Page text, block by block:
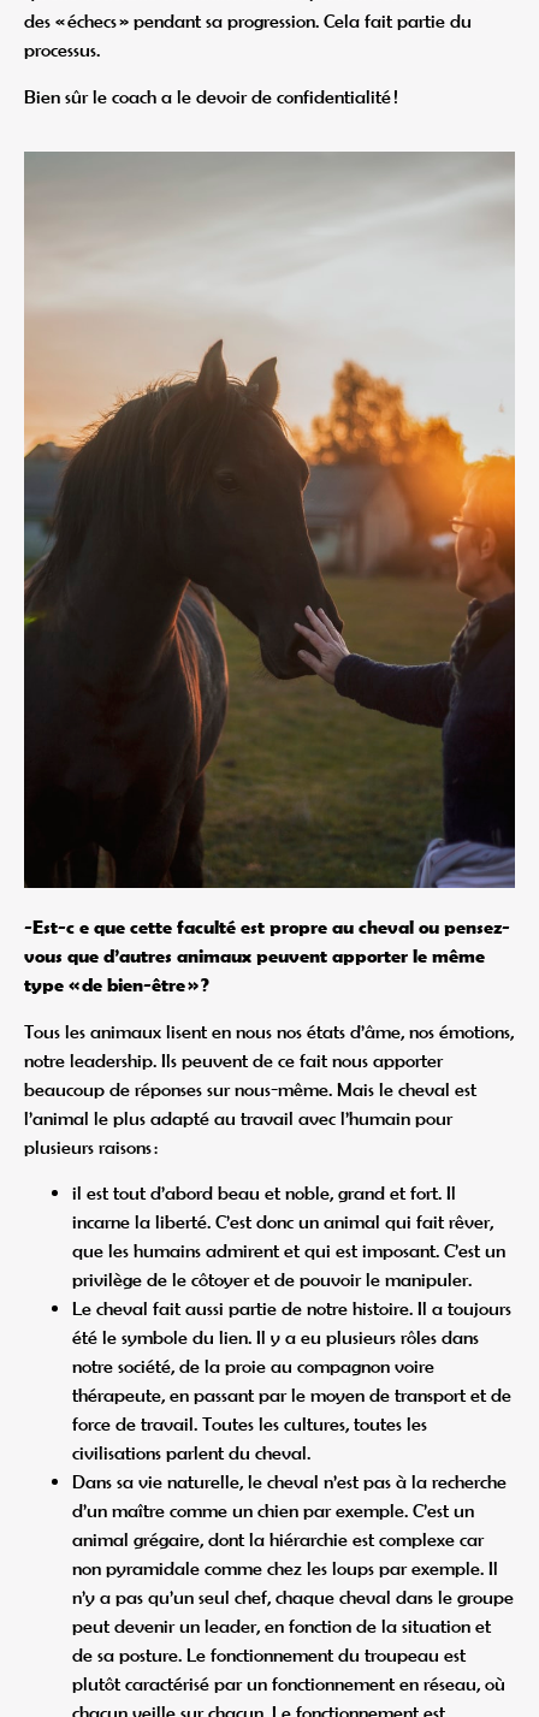
des « échecs » pendant sa progression. Cela fait partie du
processus.
Bien sûr le coach a le devoir de confidentialité !
-Est-c e que cette faculté est propre au cheval ou pensez-
vous que d’autres animaux peuvent apporter le même
type « de bien-être » ?
Tous les animaux lisent en nous nos états d’âme, nos émotions,
notre leadership. Ils peuvent de ce fait nous apporter
beaucoup de réponses sur nous-même. Mais le cheval est
l’animal le plus adapté au travail avec l’humain pour
plusieurs raisons :
il est tout d’abord beau et noble, grand et fort. Il
incarne la liberté. C’est donc un animal qui fait rêver,
que les humains admirent et qui est imposant. C’est un
privilège de le côtoyer et de pouvoir le manipuler.
Le cheval fait aussi partie de notre histoire. Il a toujours
été le symbole du lien. Il y a eu plusieurs rôles dans
notre société, de la proie au compagnon voire
thérapeute, en passant par le moyen de transport et de
force de travail. Toutes les cultures, toutes les
civilisations parlent du cheval.
Dans sa vie naturelle, le cheval n’est pas à la recherche
d’un maître comme un chien par exemple. C’est un
animal grégaire, dont la hiérarchie est complexe car
non pyramidale comme chez les loups par exemple. Il
n’y a pas qu’un seul chef, chaque cheval dans le groupe
peut devenir un leader, en fonction de la situation et
de sa posture. Le fonctionnement du troupeau est
plutôt caractérisé par un fonctionnement en réseau, où
chacun veille sur chacun. Le fonctionnement est